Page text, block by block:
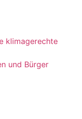
klimagerechte
und Bürger